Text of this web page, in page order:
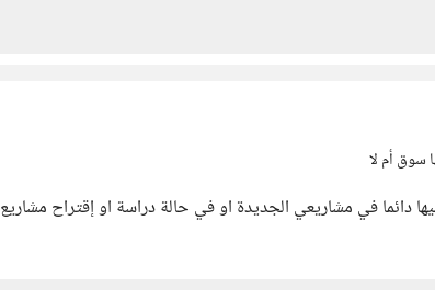
سوق أم لا
دائما في مشاريعي الجديدة او في حالة دراسة او إقتراح مشاريع